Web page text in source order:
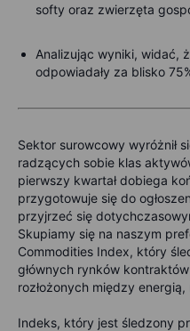
softy oraz zwierzęta
Analizując wyniki, widać,
odpowiadały za blisko
Sektor surowcowy wyróżnił
radzących sobie klas
pierwszy kwartał dobiega
przygotowuje się do
przyjrzeć się
Skupiamy się na naszym
Commodities Index, który
głównych rynków
rozłożonych między
Indeks, który jest śledzony